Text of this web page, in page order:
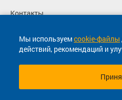
Мы используемcookie-файлы
действий, рекомендаций и
Контакты
Политика конфиденциальности
Перевозчикам
© 2013-2026, ООО "Капитал"-